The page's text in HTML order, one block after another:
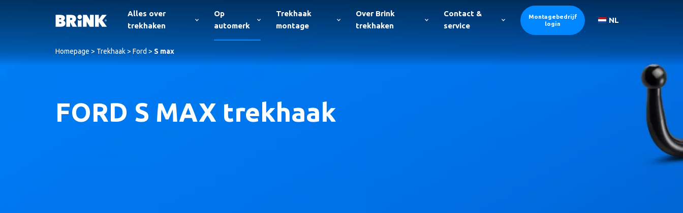
Alles over
trekhaken
Op
automerk
Trekhaak
montage
Over Brink
trekhaken
Contact &
service
Montagebedrijf
login
NL
Homepage > Trekhaak > Ford > S max
FORD S MAX trekhaak